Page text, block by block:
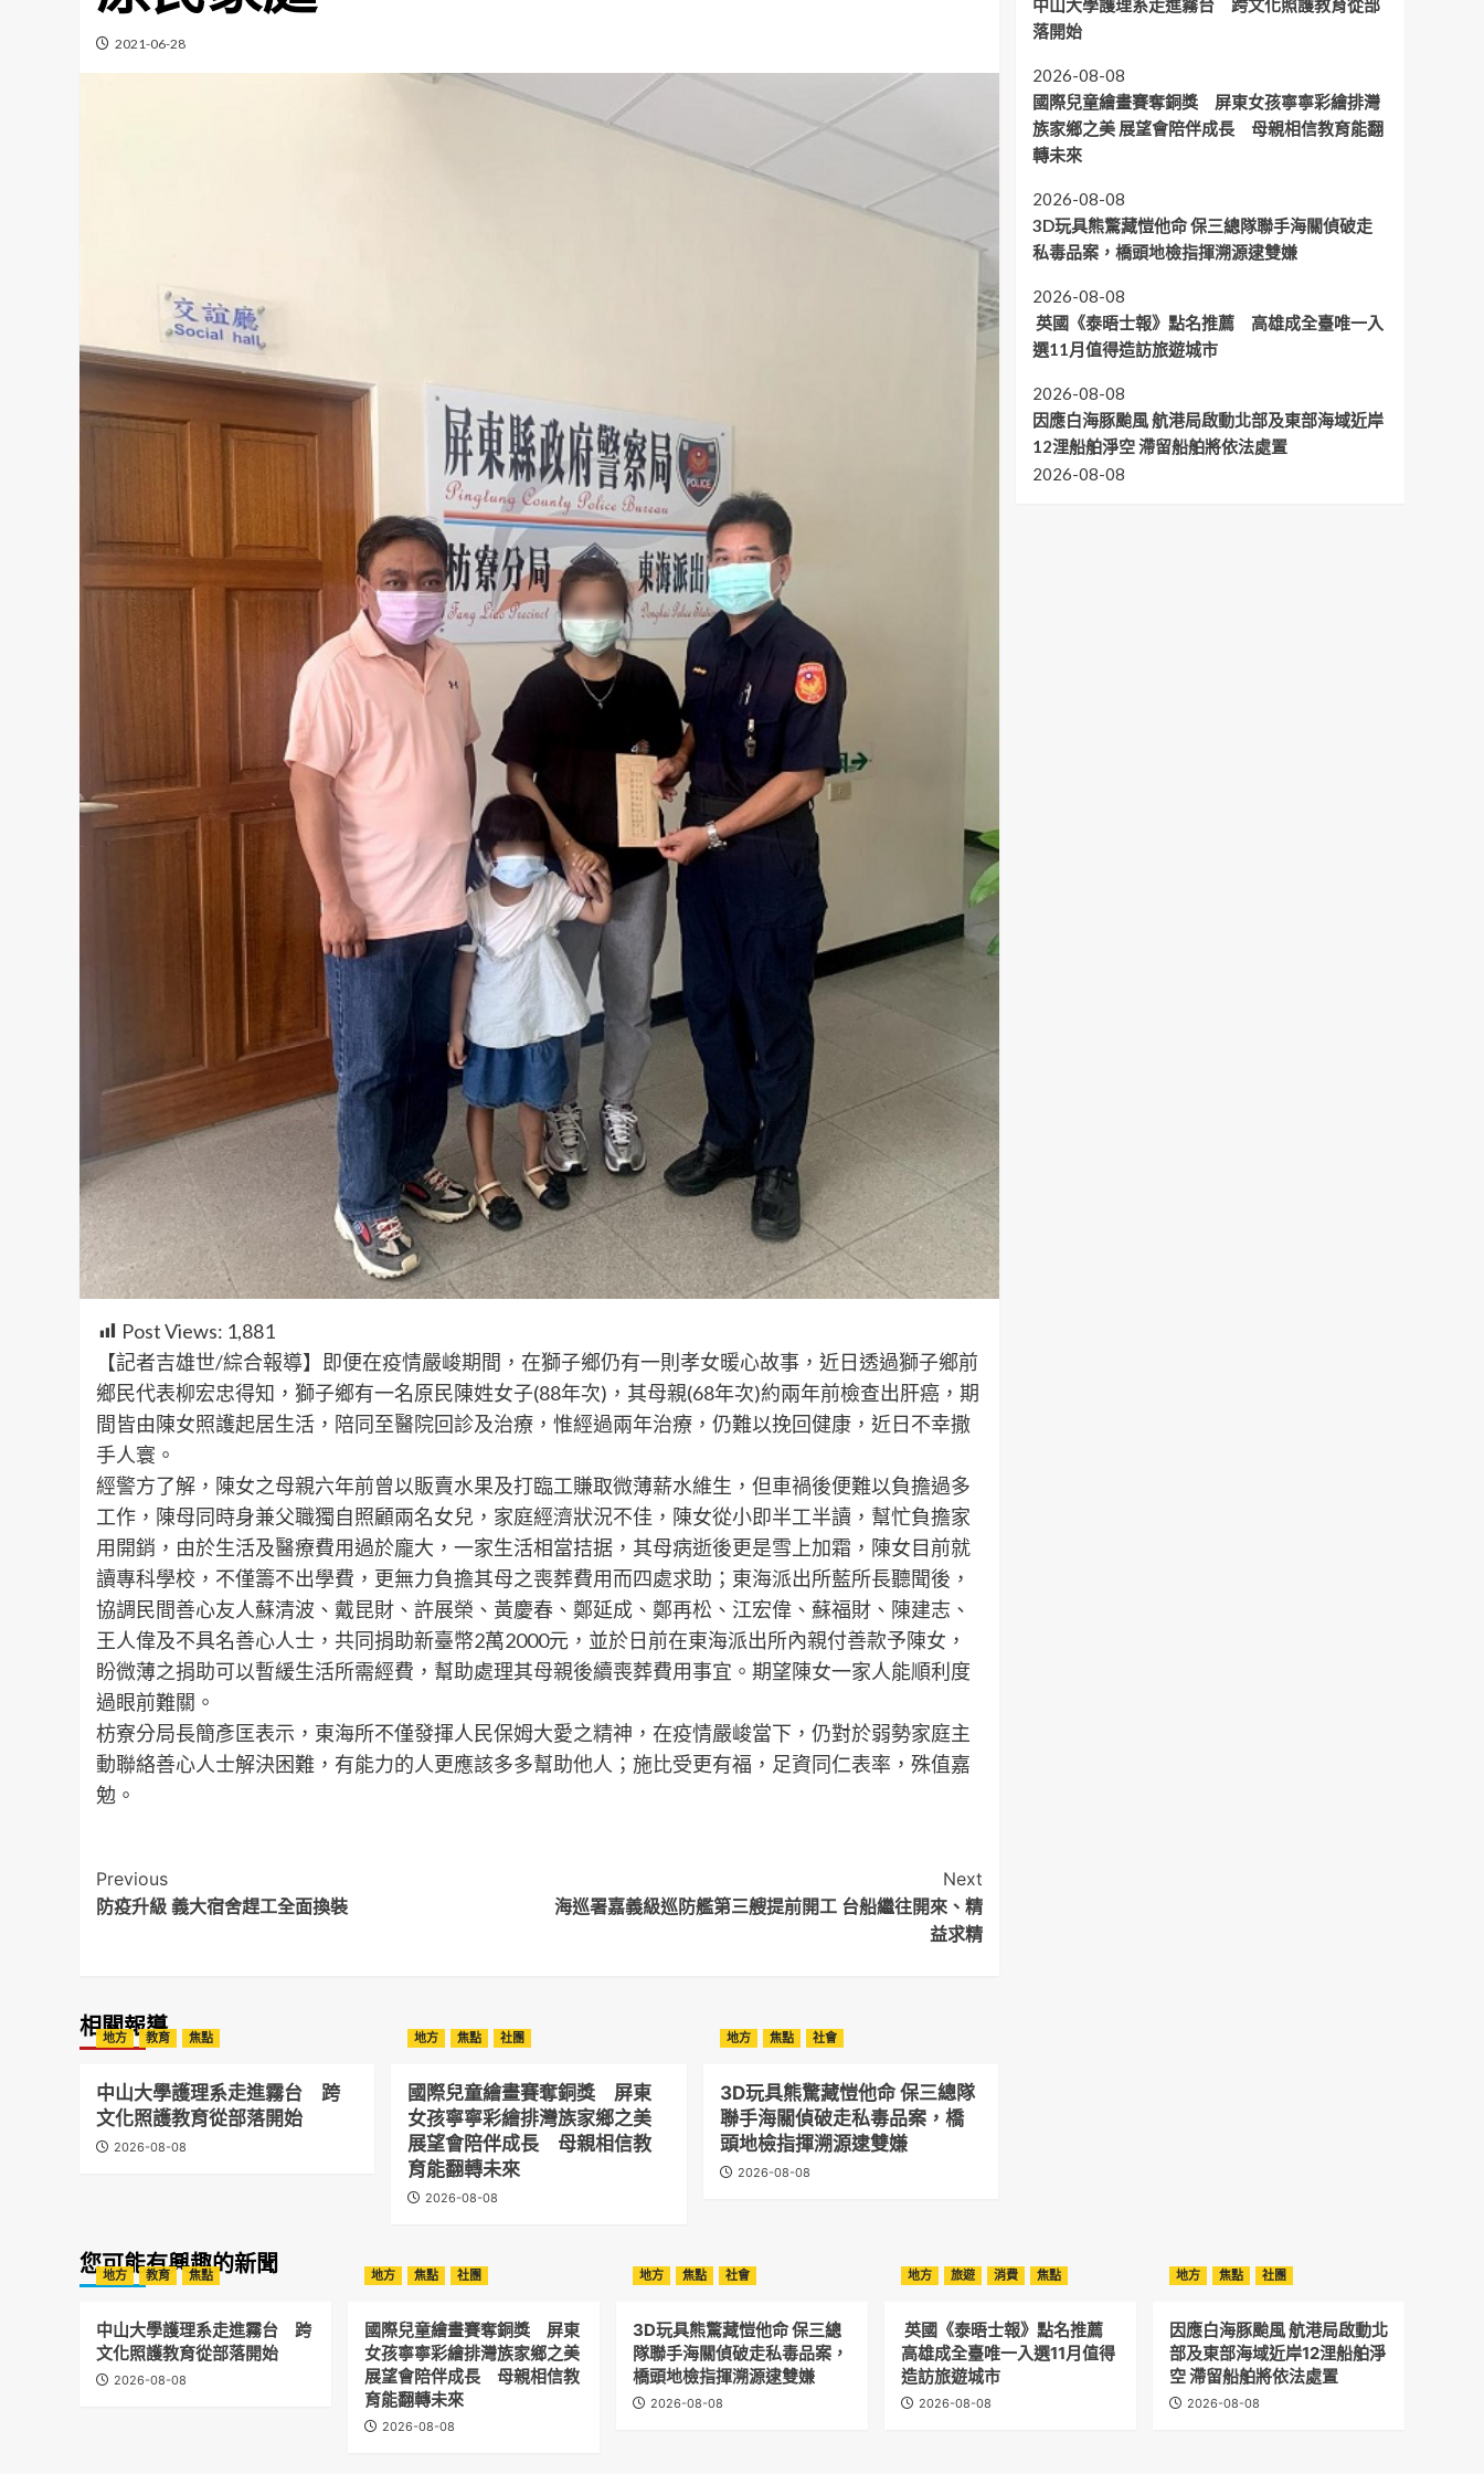
2021-06-28
Post Views: 1,881
【記者吉雄世/綜合報導】即便在疫情嚴峻期間，在獅子鄉仍有一則孝女暖心故事，近日透過獅子鄉前
鄉民代表柳宏忠得知，獅子鄉有一名原民陳姓女子(88年次)，其母親(68年次)約兩年前檢查出肝癌，期
間皆由陳女照護起居生活，陪同至醫院回診及治療，惟經過兩年治療，仍難以挽回健康，近日不幸撒
手人寰。
經警方了解，陳女之母親六年前曾以販賣水果及打臨工賺取微薄薪水維生，但車禍後便難以負擔過多
工作，陳母同時身兼父職獨自照顧兩名女兒，家庭經濟狀況不佳，陳女從小即半工半讀，幫忙負擔家
用開銷，由於生活及醫療費用過於龐大，一家生活相當拮据，其母病逝後更是雪上加霜，陳女目前就
讀專科學校，不僅籌不出學費，更無力負擔其母之喪葬費用而四處求助；東海派出所藍所長聽聞後，
協調民間善心友人蘇清波、戴昆財、許展榮、黃慶春、鄭延成、鄭再松、江宏偉、蘇福財、陳建志、
王人偉及不具名善心人士，共同捐助新臺幣2萬2000元，並於日前在東海派出所內親付善款予陳女，
盼微薄之捐助可以暫緩生活所需經費，幫助處理其母親後續喪葬費用事宜。期望陳女一家人能順利度
過眼前難關。
枋寮分局長簡彥匡表示，東海所不僅發揮人民保姆大愛之精神，在疫情嚴峻當下，仍對於弱勢家庭主
動聯絡善心人士解決困難，有能力的人更應該多多幫助他人；施比受更有福，足資同仁表率，殊值嘉
勉。
Post
Navigation
Previous
防疫升級 義大宿舍趕工全面換裝
Next
海巡署嘉義級巡防艦第三艘提前開工 台船繼往開來、精
益求精
相關報導
地方 教育 焦點
中山大學護理系走進霧台 跨
文化照護教育從部落開始
2026-08-08
地方 焦點 社團
國際兒童繪畫賽奪銅獎 屏東
女孩寧寧彩繪排灣族家鄉之美
展望會陪伴成長 母親相信教
育能翻轉未來
2026-08-08
地方 焦點 社會
3D玩具熊驚藏愷他命 保三總隊
聯手海關偵破走私毒品案，橋
頭地檢指揮溯源逮雙嫌
2026-08-08
中山大學護理系走進霧台 跨文化照護教育從部
落開始
2026-08-08
國際兒童繪畫賽奪銅獎 屏東女孩寧寧彩繪排灣
族家鄉之美 展望會陪伴成長 母親相信教育能翻
轉未來
2026-08-08
3D玩具熊驚藏愷他命 保三總隊聯手海關偵破走
私毒品案，橋頭地檢指揮溯源逮雙嫌
2026-08-08
英國《泰晤士報》點名推薦 高雄成全臺唯一入
選11月值得造訪旅遊城市
2026-08-08
因應白海豚颱風 航港局啟動北部及東部海域近岸
12浬船舶淨空 滯留船舶將依法處置
2026-08-08
您可能有興趣的新聞
地方 教育 焦點
中山大學護理系走進霧台 跨
文化照護教育從部落開始
2026-08-08
地方 焦點 社團
國際兒童繪畫賽奪銅獎 屏東
女孩寧寧彩繪排灣族家鄉之美
展望會陪伴成長 母親相信教
育能翻轉未來
2026-08-08
地方 焦點 社會
3D玩具熊驚藏愷他命 保三總
隊聯手海關偵破走私毒品案，
橋頭地檢指揮溯源逮雙嫌
2026-08-08
地方 旅遊 消費 焦點
英國《泰晤士報》點名推薦
高雄成全臺唯一入選11月值得
造訪旅遊城市
2026-08-08
地方 焦點 社團
因應白海豚颱風 航港局啟動北
部及東部海域近岸12浬船舶淨
空 滯留船舶將依法處置
2026-08-08